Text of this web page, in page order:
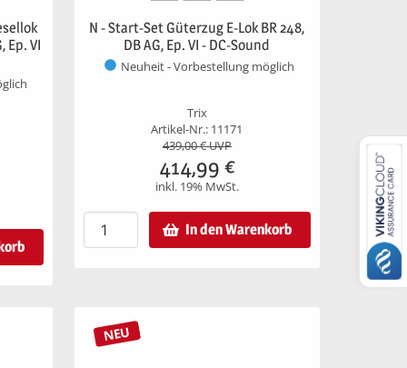
Ep. VI
N - Start-Set Güterzug E-Lok BR 248,
DB AG, Ep. VI - DC-Sound
Neuheit - Vorbestellung möglich
Trix
Artikel-Nr.: 11171
439,00€ UVP
414,99 €
inkl. 19% MwSt.
In den Warenkorb
NEU